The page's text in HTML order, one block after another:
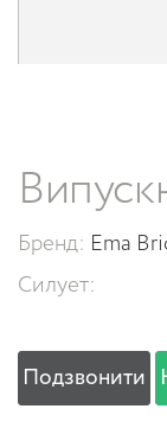
Бренд: Ema
Силует:
Подзвонити